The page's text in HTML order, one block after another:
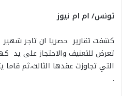
تونس/ ام ام نيوز
كشفت تقارير حصريا ان تاجر شهير
تعرض للتعنيف والاحتجاز على يد
التي تجاوزت عقدها الثالث،ثم
.